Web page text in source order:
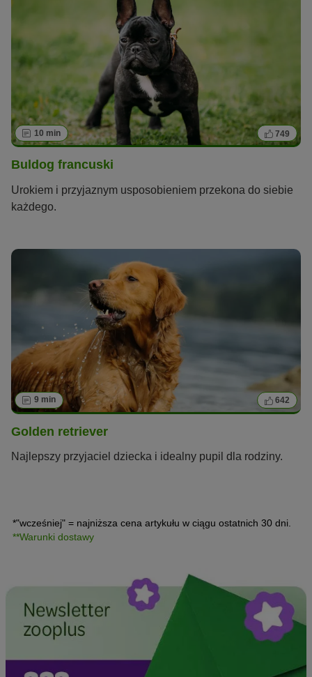
10 min 749
Buldog francuski
Urokiem i przyjaznym usposobieniem przekona do siebie
każdego.
9 min 642
Golden retriever
Najlepszy przyjaciel dziecka i idealny pupil dla rodziny.
*"wcześniej" = najniższa cena artykułu w ciągu ostatnich 30 dni.
**Warunki dostawy